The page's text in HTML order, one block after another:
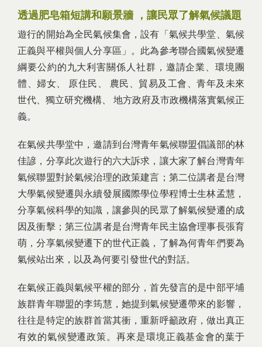
透過肥皂箱短講和願景牆 ，讓民眾了解氣候議題
遊行的開始為全民氣候集會，設有「氣候共學堂、氣候
正義與平權與個人分享區」。此為參考聯合國氣候變遷
綱要公約的九大利害關係人社群，邀請企業、環境團
體、婦女、 原住民、 農民、貿易及工會、青年及未來
世代、獨立研究機構、 地方政府及市政機構落實氣候正
義。
在氣候共學堂中，邀請到台灣青年氣候聯盟倡議部的林
佳諺，分享此次遊行的六大訴求，讓大家了解台灣青年
氣候聯盟對於氣候治理的政策建言；第二位講者是台灣
大學氣候變遷與永續發展國際學位學程博士生林孟慧，
分享氣候科學的知識，讓參與的民眾了解氣候變遷的成
因及衝擊；第三位講者是台灣青年民主協會理事長張育
萌，分享氣候變遷下的世代正義，了解為何青年們要為
氣候站出來，以及為何要引發世代的對話。
在氣候正義與氣候平權的部分，首先發言的是中部平埔
族群青年聯盟的李筠慧，她提到氣候變遷帶來的影響，
往往是特定的族群首當其衝，重新呼籲政府，做出真正
有效的氣候變遷政策。再來是環境正義基金會的葉于